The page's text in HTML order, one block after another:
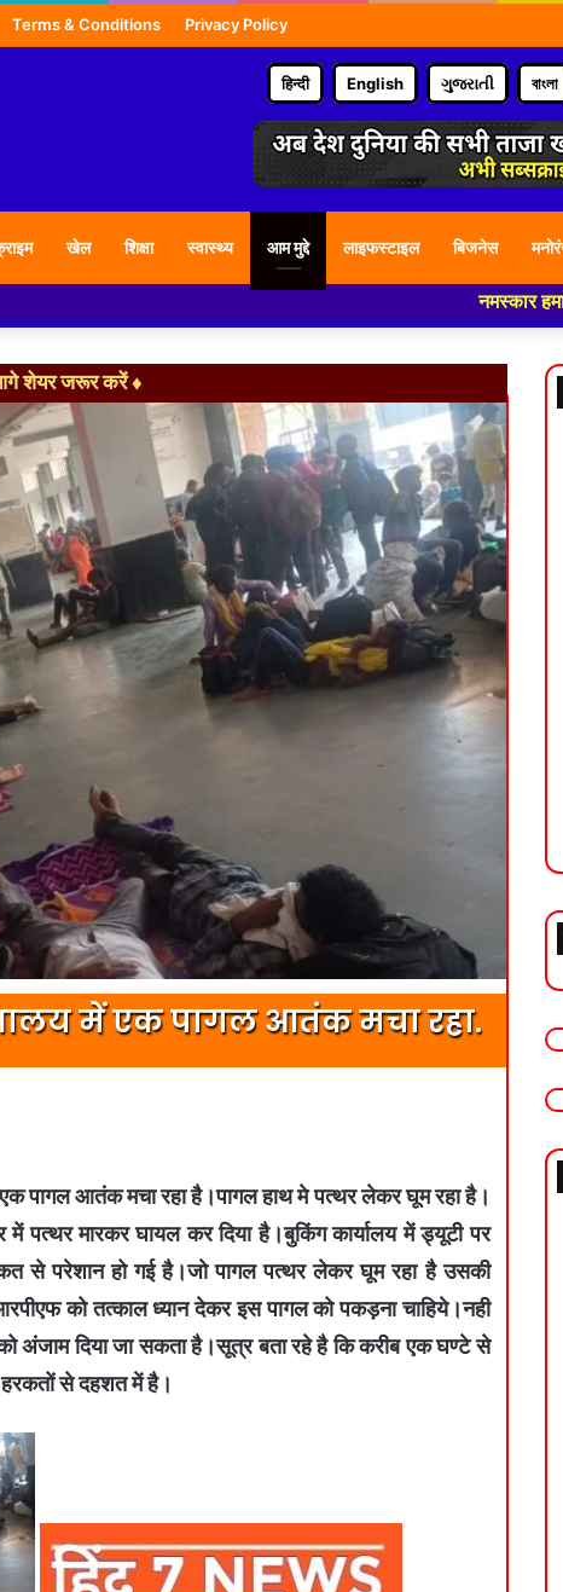
Terms & Conditions Privacy Policy
हिन्दी English ગુજરાતી বাংলা
खेल शिक्षा स्वास्थ्य आम मुद्दे लाइफस्टाइल बिजनेस
नमस्कार हमारे न्यूज
शेयर जरूर करें ♦
में एक पागल आतंक मचा रहा.
एक पागल आतंक मचा रहा है।पागल हाथ मे पत्थर लेकर घूम रहा है।
पत्थर मारकर घायल कर दिया है।बुकिंग कार्यालय में ड्यूटी पर
से परेशान हो गई है।जो पागल पत्थर लेकर घूम रहा है उसकी
को तत्काल ध्यान देकर इस पागल को पकड़ना चाहिये।नही
को अंजाम दिया जा सकता है।सूत्र बता रहे है कि करीब एक घण्टे से
हरकतों से दहशत में है।